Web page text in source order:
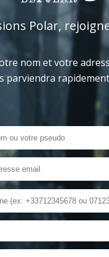
Polar,
nom et votre
parviendra